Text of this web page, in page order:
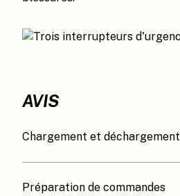
AVIS
Chargement et déchargement
Préparation de commandes